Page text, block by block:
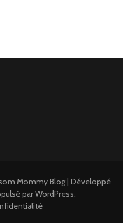
Mommy Blog | Développé
parWordPress.